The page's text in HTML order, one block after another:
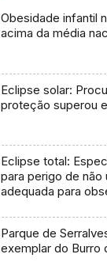
Obesidade infantil
acima da média
Eclipse solar:
proteção superou
Eclipse total:
para perigo de não
adequada para
Parque de
exemplar do Burro